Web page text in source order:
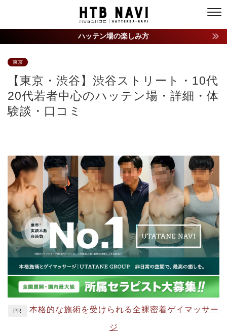
ハッテン場の楽しみ方
東京
【東京・渋谷】渋谷ストリート・10代
20代若者中心のハッテン場・詳細・体
験談・口コミ
PR 本格的な施術を受けられる全裸密着ゲイマッサー
ジ